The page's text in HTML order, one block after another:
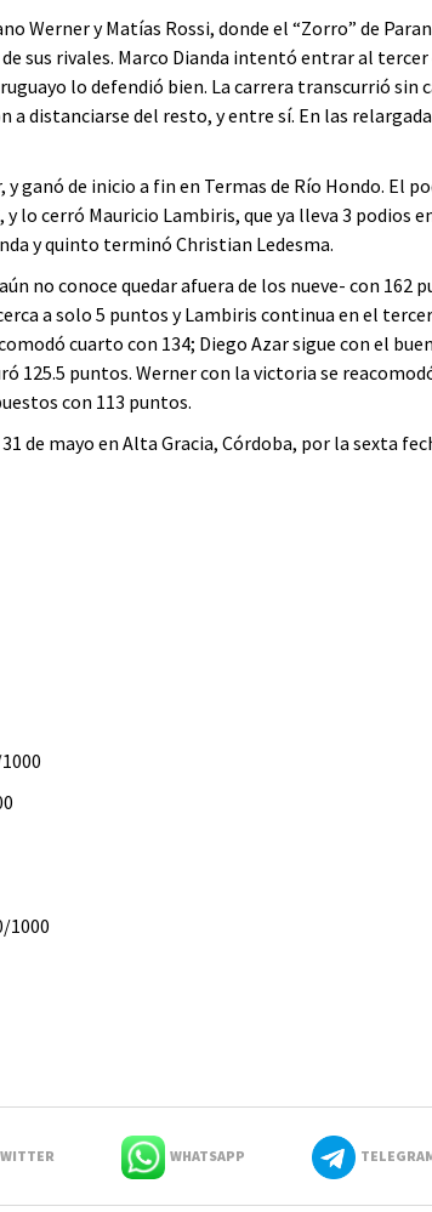
Werner y Matías Rossi, donde el “Zorro” de
sus rivales. Marco Dianda intentó entrar al tercer
lo defendió bien. La carrera transcurrió sin
distanciarse del resto, y entre sí. En las
de inicio a fin en Termas de Río Hondo. El
lo cerró Mauricio Lambiris, que ya lleva 3 podios
y quinto terminó Christian Ledesma.
no conoce quedar afuera de los nueve- con 162
a solo 5 puntos y Lambiris continua en el
cuarto con 134; Diego Azar sigue con el buen
125.5 puntos. Werner con la victoria se
con 113 puntos.
de mayo en Alta Gracia, Córdoba, por la sexta
1000
WHATSAPP